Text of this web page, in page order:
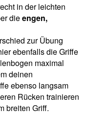
in der leichten
dieengen,
zur Übung
ebenfalls die Griffe
maximal
deinen
ebenso langsam
Rücken trainieren
breiten Griff.